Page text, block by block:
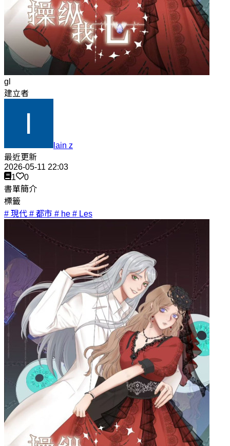
gl
建立者
lain z
最近更新
2026-05-11 22:03
1
0
書單簡介
標籤
# 現代 # 都市 # he # Les